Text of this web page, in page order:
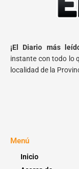
¡El Diario más
instante con todo lo
localidad de la
Menú
Inicio